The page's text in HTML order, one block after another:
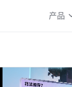
产品